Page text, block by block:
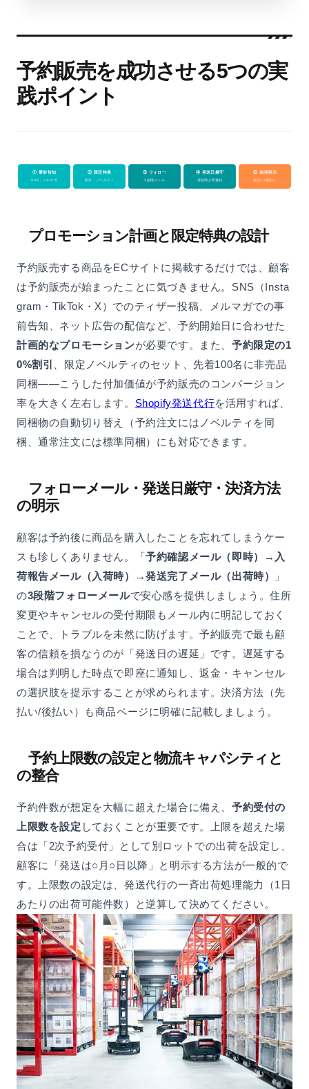
予約販売を成功させる5つの実
践ポイント
① 事前告知
SNS・メルマガ
② 限定特典
割引・ノベルティ
③ フォロー
3段階メール
④ 発送日厳守
遅延時は即通知
⑤ 決済明示
先払い/後払い
プロモーション計画と限定特典の設計
予約販売する商品をECサイトに掲載するだけでは、顧客
は予約販売が始まったことに気づきません。SNS（Insta
gram・TikTok・X）でのティザー投稿、メルマガでの事
前告知、ネット広告の配信など、予約開始日に合わせた
計画的なプロモーションが必要です。また、予約限定の1
0%割引
、限定ノベルティのセット、先着100名に非売品
同梱——こうした付加価値が予約販売のコンバージョン
率を大きく左右します。 Shopify発送代行を活用すれば、
同梱物の自動切り替え（予約注文にはノベルティを同
梱、通常注文には標準同梱）にも対応できます。
フォローメール・発送日厳守・決済方法
の明示
顧客は予約後に商品を購入したことを忘れてしまうケー
スも珍しくありません。「予約確認メール（即時）→入
荷報告メール（入荷時）→発送完了メール（出荷時）
」
の3段階フォローメールで安心感を提供しましょう。住所
変更やキャンセルの受付期限もメール内に明記しておく
ことで、トラブルを未然に防げます。予約販売で最も顧
客の信頼を損なうのが「発送日の遅延」です。遅延する
場合は判明した時点で即座に通知し、返金・キャンセル
の選択肢を提示することが求められます。決済方法（先
払い/後払い）も商品ページに明確に記載しましょう。
予約上限数の設定と物流キャパシティと
の整合
予約件数が想定を大幅に超えた場合に備え、予約受付の
上限数を設定 しておくことが重要です。上限を超えた場
合は「2次予約受付」として別ロットでの出荷を設定し、
顧客に「発送は○月○日以降」と明示する方法が一般的で
す。上限数の設定は、発送代行の一斉出荷処理能力（1日
あたりの出荷可能件数）と逆算して決めてください。